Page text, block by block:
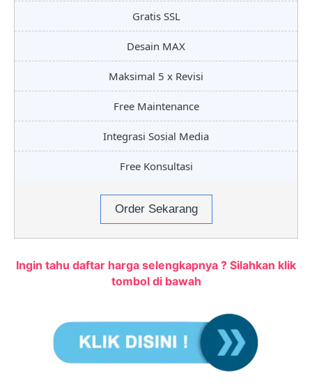
Gratis SSL
Desain MAX
Maksimal 5 x Revisi
Free Maintenance
Integrasi Sosial Media
Free Konsultasi
Order Sekarang
Ingin tahu daftar harga selengkapnya ? Silahkan klik
tombol di bawah